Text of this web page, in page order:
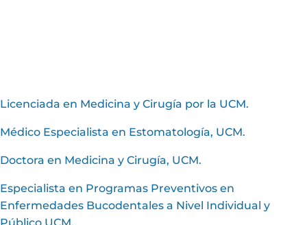
Licenciada en Medicina y Cirugía por la UCM.
Médico Especialista en Estomatología, UCM.
Doctora en Medicina y Cirugía, UCM.
Especialista en Programas Preventivos en
Enfermedades Bucodentales a Nivel Individual y